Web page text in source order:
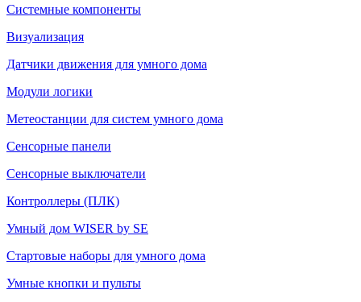
Системные компоненты
Визуализация
Датчики движения для умного дома
Модули логики
Метеостанции для систем умного дома
Сенсорные панели
Сенсорные выключатели
Контроллеры (ПЛК)
Умный дом WISER by SE
Стартовые наборы для умного дома
Умные кнопки и пульты